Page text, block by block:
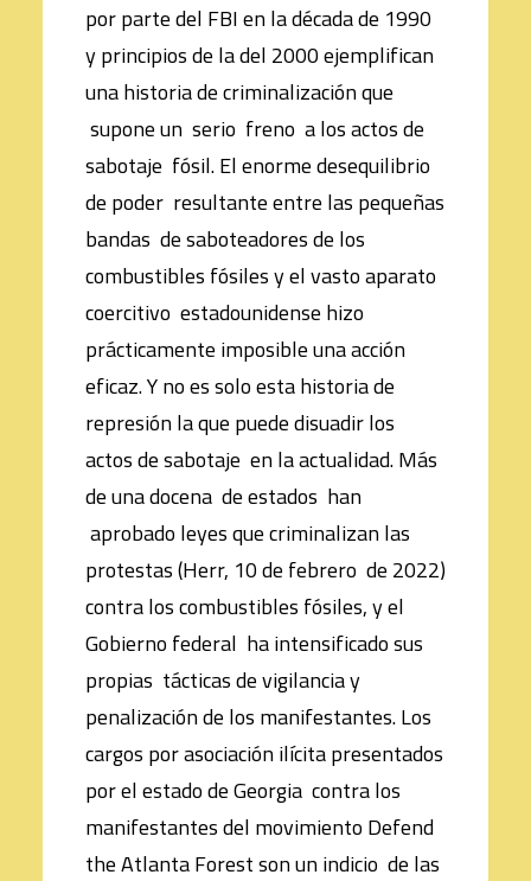
por parte del FBI en la década de 1990
y principios de la del 2000 ejemplifican
una historia de criminalización que
supone un serio freno a los actos de
sabotaje fósil. El enorme desequilibrio
de poder resultante entre las pequeñas
bandas de saboteadores de los
combustibles fósiles y el vasto aparato
coercitivo estadounidense hizo
prácticamente imposible una acción
eficaz. Y no es solo esta historia de
represión la que puede disuadir los
actos de sabotaje en la actualidad. Más
de una docena de estados han
aprobado leyes que criminalizan las
protestas (Herr, 10 de febrero de 2022)
contra los combustibles fósiles, y el
Gobierno federal ha intensificado sus
propias tácticas de vigilancia y
penalización de los manifestantes. Los
cargos por asociación ilícita presentados
por el estado de Georgia contra los
manifestantes del movimiento Defend
the Atlanta Forest son un indicio de las